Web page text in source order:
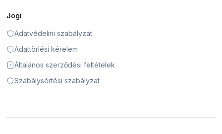
Jogi
Adatvédelmi szabályzat
Adattörlési kérelem
Általános szerződési feltételek
Szabálysértési szabályzat